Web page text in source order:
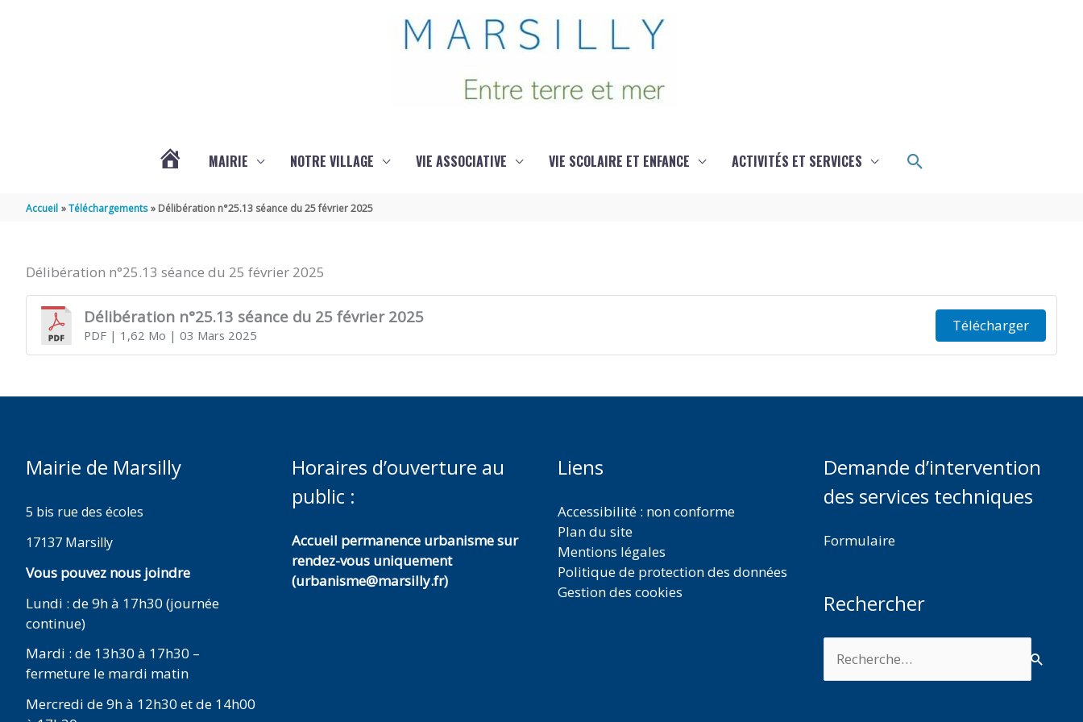
MAIRIE NOTRE VILLAGE VIE ASSOCIATIVE VIE SCOLAIRE ET ENFANCE ACTIVITÉS ET SERVICES Rechercher
Accueil Téléchargements Délibération n°25.13 séance du 25 février 2025
Délibération n°25.13 séance du 25 février 2025
Délibération n°25.13 séance du 25 février 2025
PDF| 1,62 Mo | 03 Mars 2025
Télécharger
Mairie de Marsilly
5 bis rue des écoles
17137 Marsilly
Vous pouvez nous joindre
Lundi : de 9h à 17h30 (journée
continue)
Mardi : de 13h30 à 17h30 –
fermeture le mardi matin
Mercredi de 9h à 12h30 et de 14h00
Horaires d’ouverture au
public :
Accueil permanence urbanisme sur
rendez-vous uniquement
(urbanisme@marsilly.fr)
Liens
Accessibilité : non conforme
Plan du site
Mentions légales
Politique de protection des données
Gestion des cookies
Demande d’intervention
des services techniques
Formulaire
Rechercher